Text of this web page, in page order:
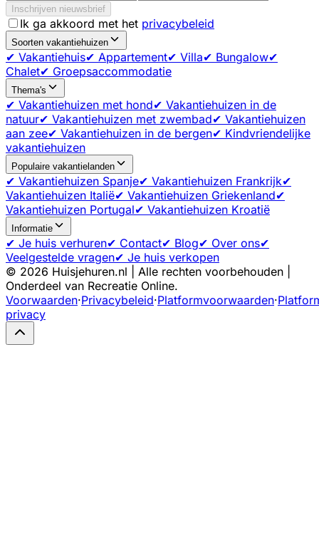
Inschrijven nieuwsbrief
Ik ga akkoord met het privacybeleid
Soorten vakantiehuizen
✔ Vakantiehuis✔ Appartement✔ Villa✔ Bungalow✔
Chalet✔ Groepsaccommodatie
Thema's
✔ Vakantiehuizen met hond✔ Vakantiehuizen in de
natuur✔ Vakantiehuizen met zwembad✔ Vakantiehuizen
aan zee✔ Vakantiehuizen in de bergen✔ Kindvriendelijke
vakantiehuizen
Populaire vakantielanden
✔ Vakantiehuizen Spanje✔ Vakantiehuizen Frankrijk✔
Vakantiehuizen Italië✔ Vakantiehuizen Griekenland✔
Vakantiehuizen Portugal✔ Vakantiehuizen Kroatië
Informatie
✔ Je huis verhuren✔ Contact✔ Blog✔ Over ons✔
Veelgestelde vragen✔ Je huis verkopen
© 2026 Huisjehuren.nl | Alle rechten voorbehouden |
Onderdeel van Recreatie Online.
Voorwaarden·Privacybeleid·Platformvoorwaarden·
privacy